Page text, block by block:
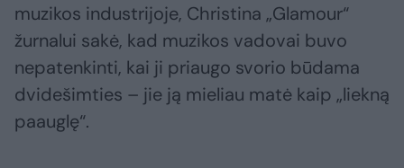
muzikos industrijoje, Christina „Glamour“
žurnalui sakė, kad muzikos vadovai buvo
nepatenkinti, kai ji priaugo svorio būdama
dvidešimties – jie ją mieliau matė kaip „liekną
paauglę“.